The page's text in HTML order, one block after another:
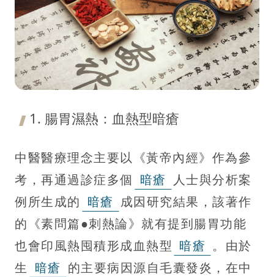
1. 腸胃濕熱：血熱型暗瘡
中醫醫療理念主要以《黃帝內經》作為參
考，再通過診症多個 暗瘡
人士與分析案
例所生成的 暗瘡 成因研究結果，該著作
的《素問篇●刺熱論》就有提到腸胃功能
也會印風熱囤積形成血熱型 暗瘡 。由於
生 暗瘡 的主要病因源自毛囊發炎，在中